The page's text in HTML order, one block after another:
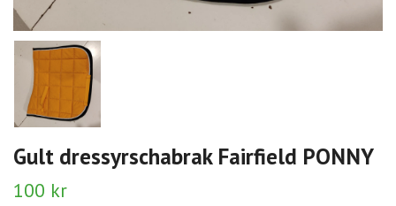
Gult dressyrschabrak Fairfield PONNY
100 kr